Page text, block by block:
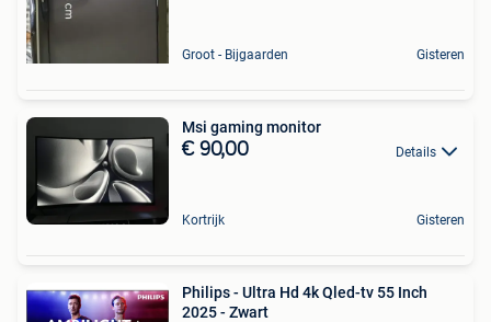
Groot - Bijgaarden Gisteren
Msi gaming monitor
€ 90,00 Details
Kortrijk Gisteren
Philips - Ultra Hd 4k Qled-tv 55 Inch
2025 - Zwart